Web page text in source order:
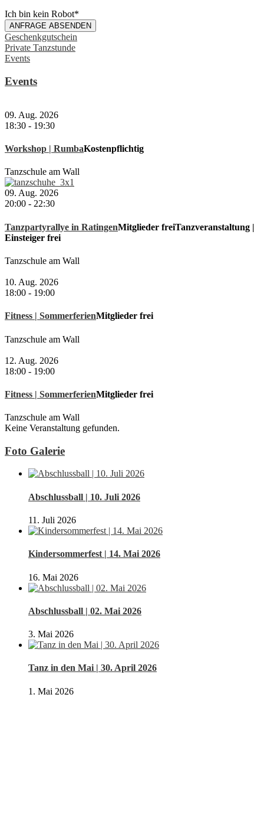
Ich bin kein Robot*
ANFRAGE ABSENDEN
Geschenkgutschein
Private Tanzstunde
Events
Events
09. Aug. 2026
18:30 - 19:30
Workshop | RumbaKostenpflichtig
Tanzschule am Wall
09. Aug. 2026
20:00 - 22:30
Tanzpartyrallye in RatingenMitglieder freiTanzveranstaltung |
Einsteiger frei
Tanzschule am Wall
10. Aug. 2026
18:00 - 19:00
Fitness | SommerferienMitglieder frei
Tanzschule am Wall
12. Aug. 2026
18:00 - 19:00
Fitness | SommerferienMitglieder frei
Tanzschule am Wall
Keine Veranstaltung gefunden.
Foto Galerie
Abschlussball | 10. Juli 2026
11. Juli 2026
Kindersommerfest | 14. Mai 2026
16. Mai 2026
Abschlussball | 02. Mai 2026
3. Mai 2026
Tanz in den Mai | 30. April 2026
1. Mai 2026